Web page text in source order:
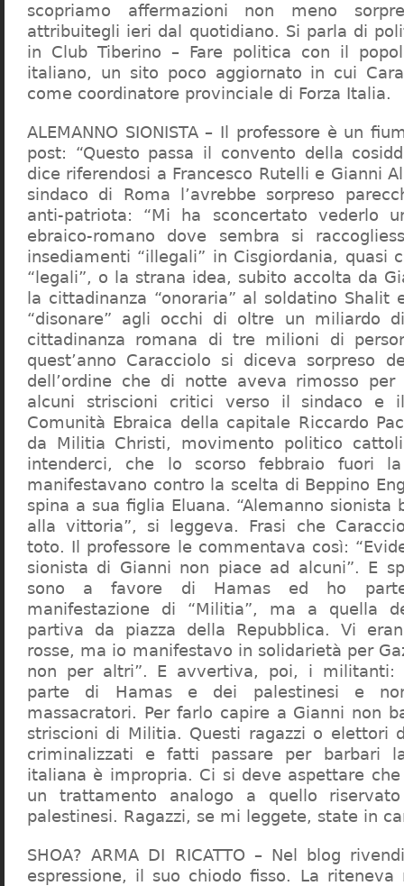
scopriamo affermazioni non meno
attribuitegli ieri dal quotidiano. Si parla di
in Club Tiberino – Fare politica con il
italiano, un sito poco aggiornato in cui
come coordinatore provinciale di Forza Italia.
ALEMANNO SIONISTA – Il professore è un
post: “Questo passa il convento della
dice riferendosi a Francesco Rutelli e Gianni
sindaco di Roma l’avrebbe sorpreso
anti-patriota: “Mi ha sconcertato vederlo
ebraico-romano dove sembra si
insediamenti “illegali” in Cisgiordania, quasi
“legali”, o la strana idea, subito accolta da
la cittadinanza “onoraria” al soldatino Shalit
“disonare” agli occhi di oltre un miliardo
cittadinanza romana di tre milioni di
quest’anno Caracciolo si diceva sorpreso
dell’ordine che di notte aveva rimosso
alcuni striscioni critici verso il sindaco e
Comunità Ebraica della capitale Riccardo
da Militia Christi, movimento politico
intenderci, che lo scorso febbraio fuori
manifestavano contro la scelta di Beppino
spina a sua figlia Eluana. “Alemanno sionista
alla vittoria”, si leggeva. Frasi che
toto. Il professore le commentava così:
sionista di Gianni non piace ad alcuni”. E
sono a favore di Hamas ed ho
manifestazione di “Militia”, ma a quella
partiva da piazza della Repubblica. Vi
rosse, ma io manifestavo in solidarietà per
non per altri”. E avvertiva, poi, i militanti:
parte di Hamas e dei palestinesi e
massacratori. Per farlo capire a Gianni non
striscioni di Militia. Questi ragazzi o elettori
criminalizzati e fatti passare per barbari
italiana è impropria. Ci si deve aspettare
un trattamento analogo a quello
palestinesi. Ragazzi, se mi leggete, state in
SHOA? ARMA DI RICATTO – Nel blog
espressione, il suo chiodo fisso. La